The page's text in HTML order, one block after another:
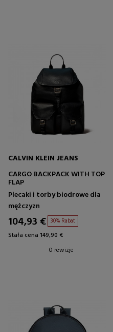
CALVIN KLEIN JEANS
CARGO BACKPACK WITH TOP
FLAP
Plecaki i torby biodrowe dla
mężczyzn
104,93 € 30% Rabat
Stała cena 149,90 €
0 rewizje